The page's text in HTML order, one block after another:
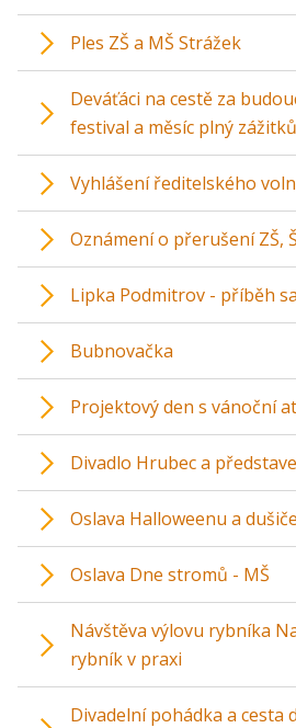
Ples ZŠ a MŠ Strážek
Deváťáci na cestě za
festival a měsíc plný zážitků
Vyhlášení ředitelského
Oznámení o přerušení ZŠ,
Lipka Podmitrov - příběh
Bubnovačka
Projektový den s vánoční
Divadlo Hrubec a
Oslava Halloweenu a
Oslava Dne stromů - MŠ
Návštěva výlovu rybníka
rybník v praxi
Divadelní pohádka a cesta